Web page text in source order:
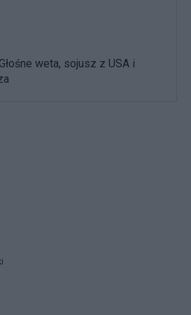
weta, sojusz z USA i